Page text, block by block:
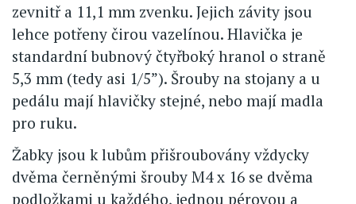
zevnitř a 11,1 mm zvenku. Jejich závity jsou
lehce potřeny čirou vazelínou. Hlavička je
standardní bubnový čtyřboký hranol o straně
5,3 mm (tedy asi 1/5”). Šrouby na stojany a u
pedálu mají hlavičky stejné, nebo mají madla
pro ruku.
Žabky jsou k lubům přišroubovány vždycky
dvěma černěnými šrouby M4 x 16 se dvěma
podložkami u každého, jednou pérovou a